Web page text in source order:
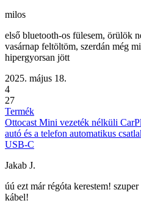
milos
első bluetooth-os fülesem, örülök
vasárnap feltöltöm, szerdán még
hipergyorsan jött
2025. május 18.
4
27
Termék
Ottocast Mini vezeték nélküli
autó és a telefon automatikus
USB-C
Jakab J.
úú ezt már régóta kerestem!
kábel!